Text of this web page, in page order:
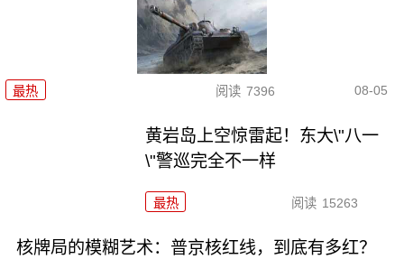
最热 阅读 7396 08-05
黄岩岛上空惊雷起！东大\"八一
\"警巡完全不一样
最热 阅读 15263
核牌局的模糊艺术：普京核红线，到底有多红？